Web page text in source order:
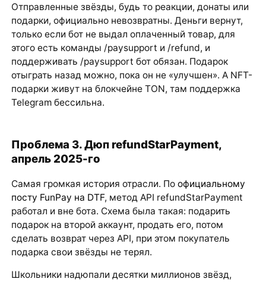
Отправленные звёзды, будь то реакции, донаты или
подарки, официально невозвратны. Деньги вернут,
только если бот не выдал оплаченный товар, для
этого есть команды /paysupport и /refund, и
поддерживать /paysupport бот обязан. Подарок
отыграть назад можно, пока он не «улучшен». А NFT-
подарки живут на блокчейне TON, там поддержка
Telegram бессильна.
Проблема 3. Дюп refundStarPayment,
апрель 2025-го
Самая громкая история отрасли. По официальному
посту FunPay на DTF, метод API refundStarPayment
работал и вне бота. Схема была такая: подарить
подарок на второй аккаунт, продать его, потом
сделать возврат через API, при этом покупатель
подарка свои звёзды не терял.
Школьники надюпали десятки миллионов звёзд,